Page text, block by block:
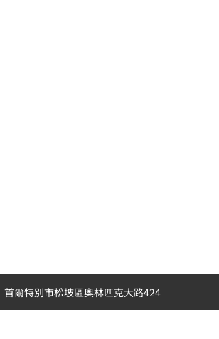
首爾特別市松坡區奧林匹克大路424